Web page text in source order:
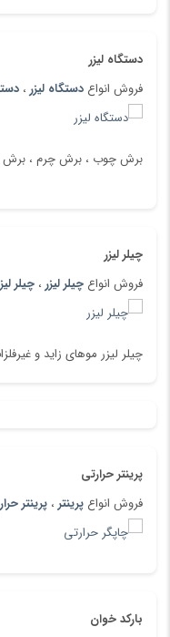
دستگاه لیزر
فروش انواع دستگاه لیزر ،
برش چوب ، برش چرم ، برش
چیلر لیزر
فروش انواع چیلر لیزر ، چیلر
چیلر لیزر موهای زاید و
پرینتر حرارتی
فروش انواع پرینتر ، پرینتر
بارکد خوان